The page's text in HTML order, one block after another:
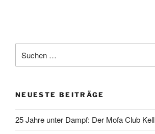
nach:
NEUESTE BEITRÄGE
25 Jahre unter Dampf: Der Mofa Club Kell